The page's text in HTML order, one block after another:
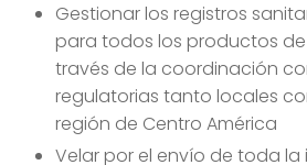
Gestionar los registros
para todos los productos
través de la coordinación
regulatorias tanto locales
región de Centro América
Velar por el envío de toda